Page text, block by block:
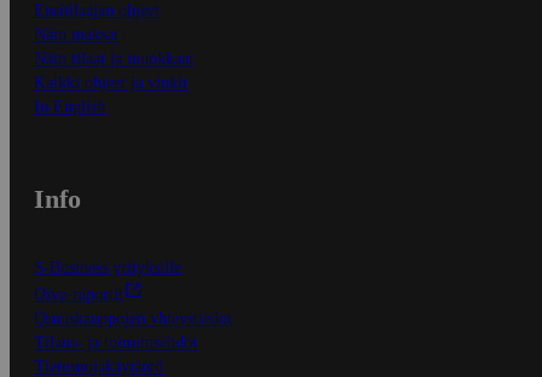
Ensitilaajan ohjeet
Näin maksat
Näin tilaat ja muokkaat
Kaikki ohjeet ja vinkit
In English
Info
S-Business yrityksille
Oiva-raportit
Osuuskauppojen yhteystiedot
Tilaus- ja toimitusehdot
Tietosuojakäytäntö